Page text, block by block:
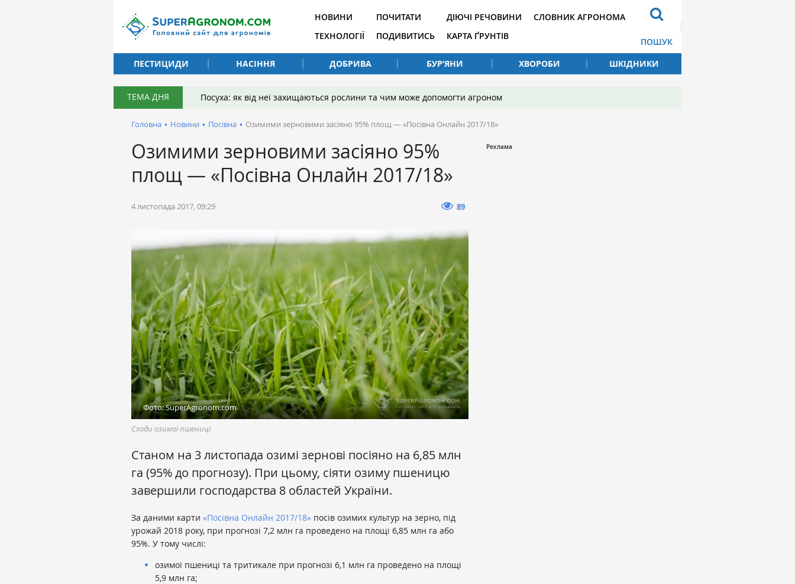
НОВИНИ
ТЕХНОЛОГІЇ
ПОЧИТАТИ
ПОДИВИТИСЬ
ДІЮЧІ РЕЧОВИНИ
КАРТА ҐРУНТІВ
СЛОВНИК АГРОНОМА
ПОШУК
ПЕСТИЦИДИ
НАСІННЯ ДОБРИВА БУР’ЯНИ ХВОРОБИ ШКІДНИКИ
ТЕМА ДНЯ Посуха: як від неї захищаються рослини та чим може допомогти агроном
Головна • Новини • Посівна • Озимими зерновими засіяно 95% площ — «Посівна Онлайн 2017/18»
Озимими зерновими засіяно 95%
площ — «Посівна Онлайн 2017/18»
4 листопада 2017, 09:29 89
Фото: SuperAgronom.com
Сходи озимої пшениці
Станом на 3 листопада озимі зернові посіяно на 6,85 млн
га (95% до прогнозу). При цьому, сіяти озиму пшеницю
завершили господарства 8 областей України.
За даними карти «Посівна Онлайн 2017/18» посів озимих культур на зерно, під
урожай 2018 року, при прогнозі 7,2 млн га проведено на площі 6,85 млн га або
95%. У тому числі:
озимої пшениці та тритикале при прогнозі 6,1 млн га проведено на площі
5,9 млн га;